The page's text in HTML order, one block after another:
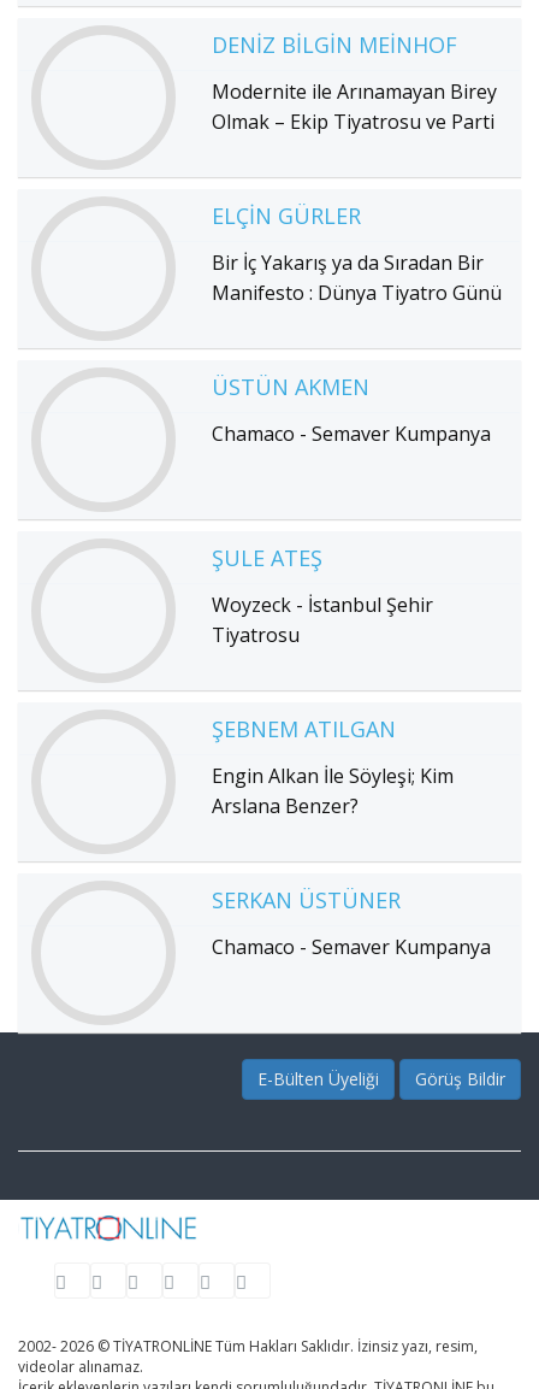
DENIZ BILGIN MEINHOF
Modernite ile Arınamayan Birey
Olmak – Ekip Tiyatrosu ve Parti
ELÇIN GÜRLER
Bir İç Yakarış ya da Sıradan Bir
Manifesto : Dünya Tiyatro Günü
ÜSTÜN AKMEN
Chamaco - Semaver Kumpanya
ŞULE ATEŞ
Woyzeck - İstanbul Şehir
Tiyatrosu
ŞEBNEM ATILGAN
Engin Alkan İle Söyleşi; Kim
Arslana Benzer?
SERKAN ÜSTÜNER
Chamaco - Semaver Kumpanya
E-Bülten Üyeliği Görüş Bildir
2002- 2026 © TİYATRONLİNE Tüm Hakları Saklıdır. İzinsiz yazı, resim,
videolar alınamaz.